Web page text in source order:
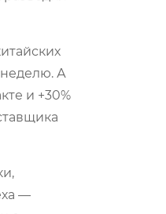
А
и +30%
—